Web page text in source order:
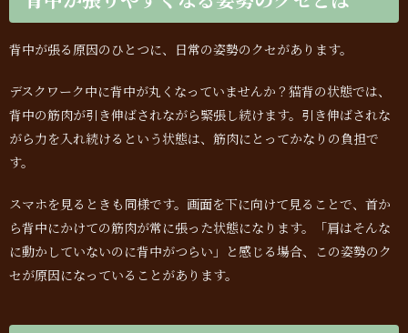
背中が張る原因のひとつに、日常の姿勢のクセがあります。
デスクワーク中に背中が丸くなっていませんか？猫背の状態では、
背中の筋肉が引き伸ばされながら緊張し続けます。引き伸ばされな
がら力を入れ続けるという状態は、筋肉にとってかなりの負担で
す。
スマホを見るときも同様です。画面を下に向けて見ることで、首か
ら背中にかけての筋肉が常に張った状態になります。「肩はそんな
に動かしていないのに背中がつらい」と感じる場合、この姿勢のク
セが原因になっていることがあります。